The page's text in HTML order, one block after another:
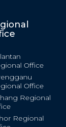
Office
Office
Regional
Regional